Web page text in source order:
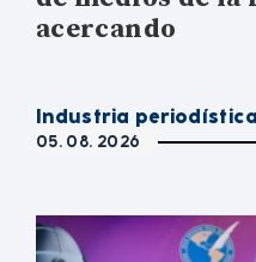
acercando
Industria periodística
05. 08. 2026